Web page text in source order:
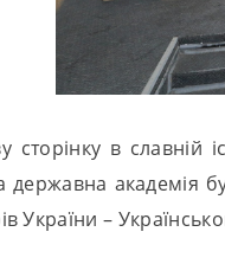
сторінку в славній
державна академія
України –